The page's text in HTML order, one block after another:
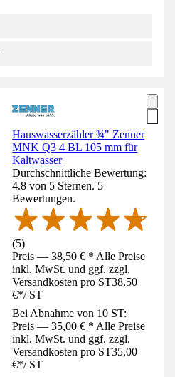
Hauswasserzähler ¾" Zenner
MNK Q3 4 BL 105 mm für
Kaltwasser
Durchschnittliche Bewertung:
4.8 von 5 Sternen. 5
Bewertungen.
(5)
Preis — 38,50 € * Alle Preise
inkl. MwSt. und ggf. zzgl.
Versandkosten pro ST38,50
€*/ ST
Bei Abnahme von 10 ST:
Preis — 35,00 € * Alle Preise
inkl. MwSt. und ggf. zzgl.
Versandkosten pro ST35,00
€*/ ST